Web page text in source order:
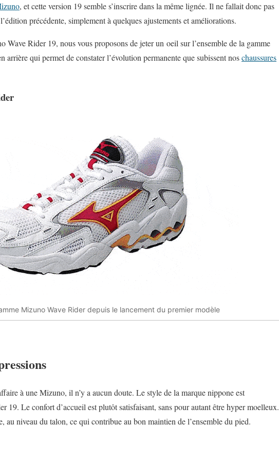
, et cette version 19 semble s’inscrire dans la même lignée. Il ne fallait donc pas
précédente, simplement à quelques ajustements et améliorations.
Wave Rider 19, nous vous proposons de jeter un oeil sur l’ensemble de la gamme
arrière qui permet de constater l’évolution permanente que subissent noschaussures
Mizuno Wave Rider depuis le lancement du premier modèle
à une Mizuno, il n’y a aucun doute. Le style de la marque nippone est
19. Le confort d’accueil est plutôt satisfaisant, sans pour autant être hyper moelleux.
au niveau du talon, ce qui contribue au bon maintien de l’ensemble du pied.